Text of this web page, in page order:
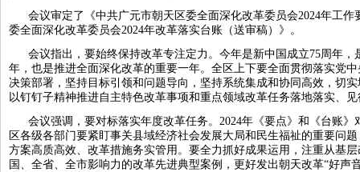
会议审定了《中共广元市朝天区委全面深化改革委员会2024年工
委全面深化改革委员会2024年改革落实台账（送审稿）》。
会议指出，要始终保持改革专注定力。今年是新中国成立75周年，
年，也是推进全面深化改革的重要一年。全区上下要全面贯彻落实党
决策部署，坚持目标引领和问题导向，坚持系统集成和协同高效，切
以钉钉子精神推进自主特色改革事项和重点领域改革任务落地落实、
会议强调，要对标落实年度改革任务。2024年《要点》和《台账
区各级各部门要紧盯事关县域经济社会发展大局和民生福祉的重要问
方案高质高效、改革措施务实管用。要全力抓好成果运用，注重从基
国、全省、全市影响力的改革先进典型案例，更好发出朝天改革“好声